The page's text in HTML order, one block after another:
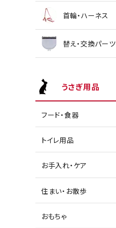
首輪・ハーネス
替え・交換パーツ
うさぎ用品
フード・食器
トイレ用品
お手入れ・ケア
住まい・お散歩
おもちゃ